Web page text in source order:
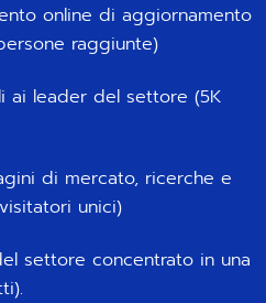
online di aggiornamento
raggiunte)
ai leader del settore (5K
di mercato, ricerche e
unici)
settore concentrato in una